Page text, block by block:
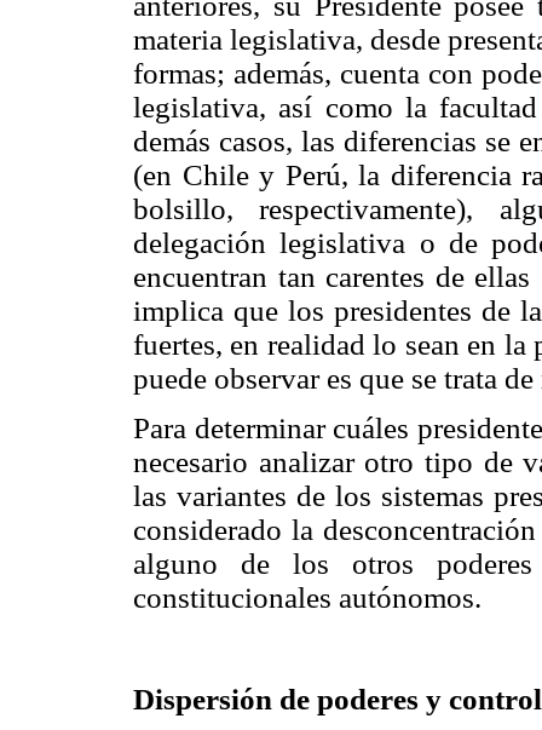
materia legislativa, desde
formas; además, cuenta con
legislativa, así como la
demás casos, las diferencias se
(en Chile y Perú, la diferencia
bolsillo, respectivamente),
delegación legislativa o de
encuentran tan carentes de
implica que los presidentes de
fuertes, en realidad lo sean en
puede observar es que se trata
Para determinar cuáles
necesario analizar otro tipo de
las variantes de los sistemas
considerado la
alguno de los otros
constitucionales autónomos.
Dispersión de poderes y